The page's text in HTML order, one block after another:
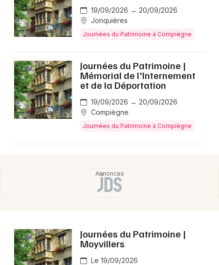
19/09/2026 → 20/09/2026
Jonquières
Journées du Patrimoine à Compiègne
Journées du Patrimoine |
Mémorial de l'Internement
et de la Déportation
19/09/2026 → 20/09/2026
Compiègne
Journées du Patrimoine à Compiègne
Journées du Patrimoine |
Moyvillers
Le 19/09/2026